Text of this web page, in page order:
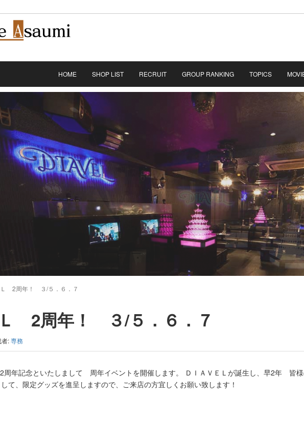
HOME SHOP LIST RECRUIT GROUP RANKING TOPICS
Ｌ 2周年！ ３/５．６．７
Ｌ 2周年！ ３/５．６．７
者:専務
年記念といたしまして 周年イベントを開催します。 ＤＩＡＶＥＬが誕生し、早2年 皆
て、限定グッズを進呈しますので、ご来店の方宜しくお願い致します！